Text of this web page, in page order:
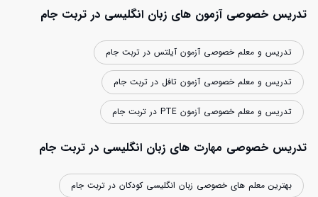
تدریس خصوصی آزمون های زبان انگلیسی در تربت جام
تدریس و معلم خصوصی آزمون آیلتس در تربت جام
تدریس و معلم خصوصی آزمون تافل در تربت جام
تدریس و معلم خصوصی آزمون PTE در تربت جام
تدریس خصوصی مهارت های زبان انگلیسی در تربت جام
بهترین معلم های خصوصی زبان انگلیسی کودکان در تربت جام